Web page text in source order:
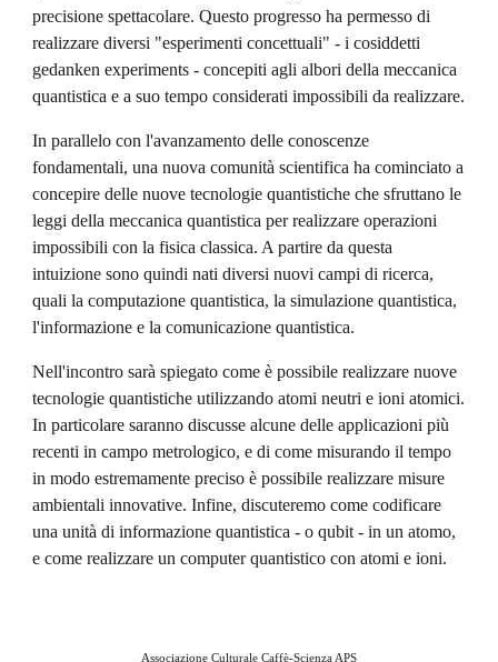
precisione spettacolare. Questo progresso ha permesso di
realizzare diversi "esperimenti concettuali" - i cosiddetti
gedanken experiments - concepiti agli albori della meccanica
In parallelo con l'avanzamento delle conoscenze
fondamentali, una nuova comunità scientifica ha cominciato a
concepire delle nuove tecnologie quantistiche che sfruttano le
leggi della meccanica quantistica per realizzare operazioni
impossibili con la fisica classica. A partire da questa
intuizione sono quindi nati diversi nuovi campi di ricerca,
quali la computazione quantistica, la simulazione quantistica,
l'informazione e la comunicazione quantistica.
Nell'incontro sarà spiegato come è possibile realizzare nuove
tecnologie quantistiche utilizzando atomi neutri e ioni atomici.
In particolare saranno discusse alcune delle applicazioni più
recenti in campo metrologico, e di come misurando il tempo
in modo estremamente preciso è possibile realizzare misure
ambientali innovative. Infine, discuteremo come codificare
una unità di informazione quantistica - o qubit - in un atomo,
e come realizzare un computer quantistico con atomi e ioni.
Associazione Culturale Caffè-Scienza APS